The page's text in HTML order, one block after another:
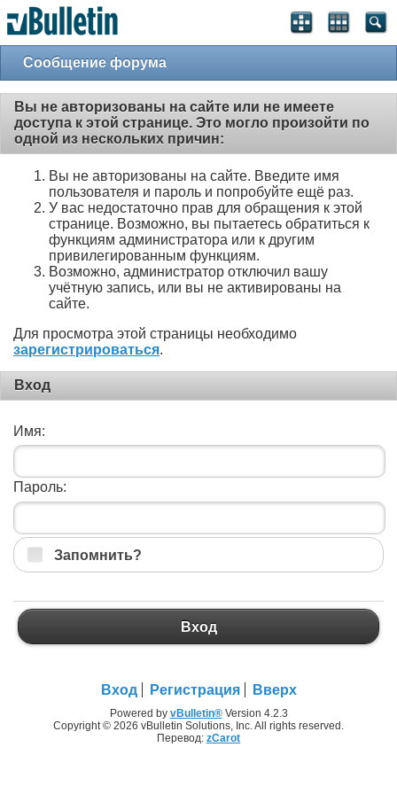
Сообщение форума
Вы не авторизованы на сайте или не имеете
доступа к этой странице. Это могло произойти по
одной из нескольких причин:
Вы не авторизованы на сайте. Введите имя
пользователя и пароль и попробуйте ещё раз.
У вас недостаточно прав для обращения к этой
странице. Возможно, вы пытаетесь обратиться к
функциям администратора или к другим
привилегированным функциям.
Возможно, администратор отключил вашу
учётную запись, или вы не активированы на
сайте.
Для просмотра этой страницы необходимо
зарегистрироваться.
Вход
Имя:
Пароль:
Запомнить?
Вход
Вход Регистрация Вверх
Powered by vBulletin®Version 4.2.3
Copyright © 2026 vBulletin Solutions, Inc. All rights reserved.
Перевод: zCarot